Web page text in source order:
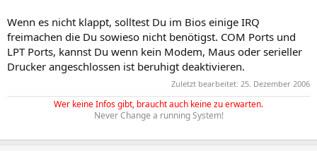
Wenn es nicht klappt, solltest Du im Bios einige IRQ
freimachen die Du sowieso nicht benötigst. COM Ports und
LPT Ports, kannst Du wenn kein Modem, Maus oder serieller
Drucker angeschlossen ist beruhigt deaktivieren.
Zuletzt bearbeitet: 25. Dezember 2006
Wer keine Infos gibt, braucht auch keine zu erwarten.
Never Change a running System!